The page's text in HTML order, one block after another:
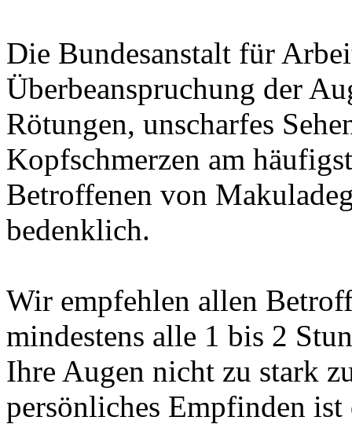
Die Bundesanstalt für
Überbeanspruchung der
Rötungen, unscharfes
Kopfschmerzen am
Betroffenen von
bedenklich.
Wir empfehlen allen
mindestens alle 1 bis 2
Ihre Augen nicht zu stark
persönliches Empfinden